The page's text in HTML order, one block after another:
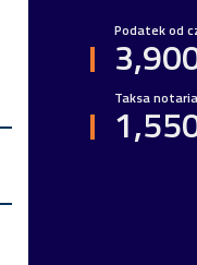
Podatek od
Taksa